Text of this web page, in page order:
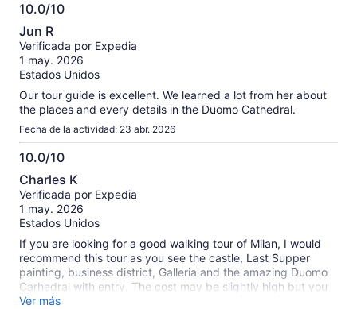
10.0/10
10.0
de
10
Jun R
Verificada por Expedia
1 may. 2026
Estados Unidos
Our tour guide is excellent. We learned a lot from her about
the places and every details in the Duomo Cathedral.
Fecha de la actividad: 23 abr. 2026
10.0/10
10.0
de
10
Charles K
Verificada por Expedia
1 may. 2026
Estados Unidos
If you are looking for a good walking tour of Milan, I would
recommend this tour as you see the castle, Last Supper
painting, business district, Galleria and the amazing Duomo
Carhedral with entry. The cost may be slightly high but you
do feel like you know a little more about Milan at the end.
Ver más